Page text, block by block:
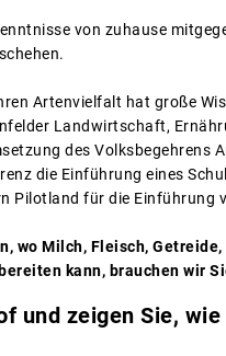
von zuhause
Artenvielfalt hat große
Landwirtschaft,
des
die Einführung eines
Pilotland für die Einführung
wo Milch, Fleisch,
kann, brauchen wir
und zeigen Sie,